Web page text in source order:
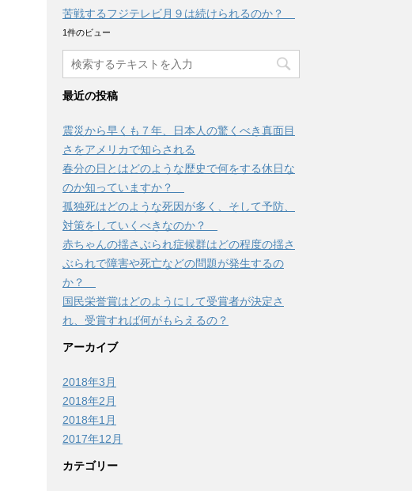
苦戦するフジテレビ月９は続けられるのか？
1件のビュー
最近の投稿
震災から早くも７年、日本人の驚くべき真面目
さをアメリカで知らされる
春分の日とはどのような歴史で何をする休日な
のか知っていますか？
孤独死はどのような死因が多く、そして予防、
対策をしていくべきなのか？
赤ちゃんの揺さぶられ症候群はどの程度の揺さ
ぶられで障害や死亡などの問題が発生するの
か？
国民栄誉賞はどのようにして受賞者が決定さ
れ、受賞すれば何がもらえるの？
アーカイブ
2018年3月
2018年2月
2018年1月
2017年12月
カテゴリー